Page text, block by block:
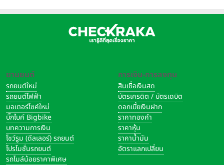
ยานยนต์
รถยนต์ใหม่
รถยนต์ไฟฟ้า
มอเตอร์ไซค์ใหม่
บิ๊กไบค์ Bigbike
บทความการเงิน
โชว์รูม (ดีลเลอร์) รถยนต์
โปรโมชั่นรถยนต์
รถไมล์น้อยราคาพิเศษ
การเงิน-การลงทุน
สินเชื่อเงินสด
บัตรเครดิต / บัตรเดบิต
ดอกเบี้ยเงินฝาก
ราคาทองคำ
ราคาหุ้น
ราคาน้ำมัน
อัตราแลกเปลี่ยน